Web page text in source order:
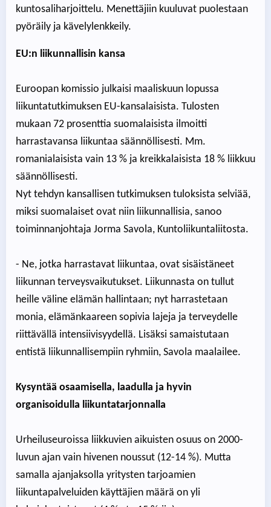
kuntosaliharjoittelu. Menettäjiin kuuluvat puolestaan
pyöräily ja kävelylenkkeily.
EU:n liikunnallisin kansa
Euroopan komissio julkaisi maaliskuun lopussa
liikuntatutkimuksen EU-kansalaisista. Tulosten
mukaan 72 prosenttia suomalaisista ilmoitti
harrastavansa liikuntaa säännöllisesti. Mm.
romanialaisista vain 13 % ja kreikkalaisista 18 % liikkuu
säännöllisesti.
Nyt tehdyn kansallisen tutkimuksen tuloksista selviää,
miksi suomalaiset ovat niin liikunnallisia, sanoo
toiminnanjohtaja Jorma Savola, Kuntoliikuntaliitosta.
- Ne, jotka harrastavat liikuntaa, ovat sisäistäneet
liikunnan terveysvaikutukset. Liikunnasta on tullut
heille väline elämän hallintaan; nyt harrastetaan
monia, elämänkaareen sopivia lajeja ja terveydelle
riittävällä intensiivisyydellä. Lisäksi samaistutaan
entistä liikunnallisempiin ryhmiin, Savola maalailee.
Kysyntää osaamisella, laadulla ja hyvin
organisoidulla liikuntatarjonnalla
Urheiluseuroissa liikkuvien aikuisten osuus on 2000-
luvun ajan vain hivenen noussut (12-14 %). Mutta
samalla ajanjaksolla yritysten tarjoamien
liikuntapalveluiden käyttäjien määrä on yli